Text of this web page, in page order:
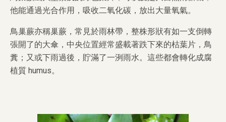
他能通過光合作用，吸收二氧化碳，放出大量氧氣。
鳥巢蕨亦稱巢蕨，常見於雨林帶，整株形狀有如一支倒轉
張開了的大傘， 中央位置經常盛載著跌下來的枯葉片，鳥
糞；又或下雨過後， 貯滿了一洌雨水。這些都會轉化成腐
植質 humus。